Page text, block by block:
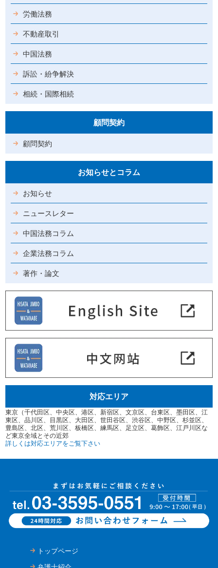
労働法務
不動産取引
中国法務
訴訟・紛争解決
相続・国際相続
顧問契約
顧問契約
お知らせとコラム
お知らせ
ニュースレター
中国法務コラム
企業法務コラム
著作・論文
対応エリア
東京（千代田区、中央区、港区、新宿区、文京区、台東区、墨田区、江
東区、品川区、目黒区、大田区、世田谷区、渋谷区、中野区、杉並区、
豊島区、北区、荒川区、板橋区、練馬区、足立区、葛飾区、江戸川区な
ど東京全域とその近郊
詳しくは対応エリアをご覧下さい
トップページ